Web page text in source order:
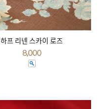
하프 리넨 스카이 로즈
8,000